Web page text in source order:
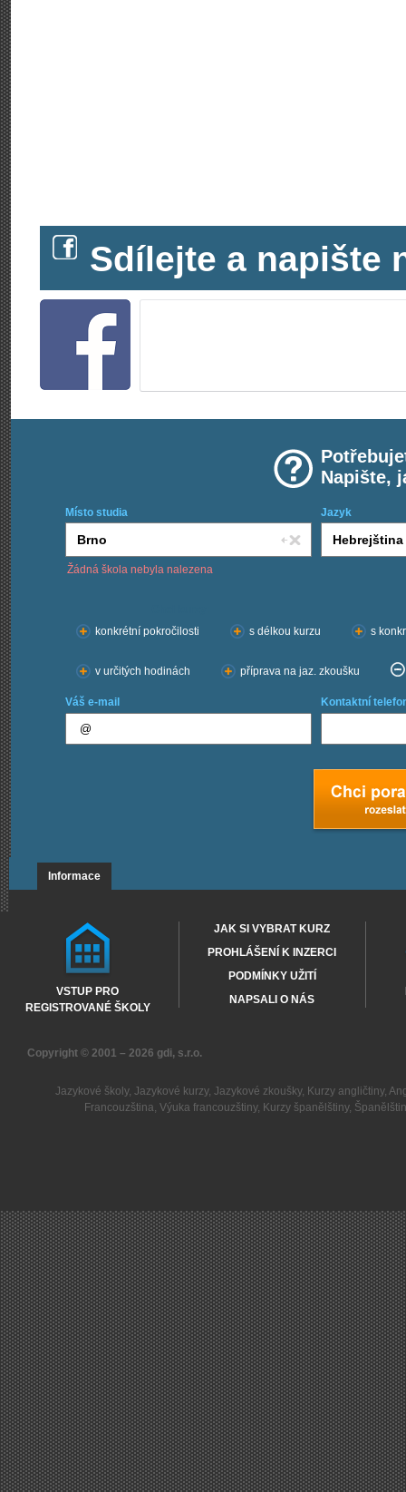
Sdílejte a napište
Napište,
Místo studia Jazyk
Žádná škola nebyla nalezena
konkrétní pokročilosti
s délkou kurzu s
v určitých hodinách příprava na jaz. zkoušku
Váš e-mail Kontaktní
Informace
VSTUP PRO
REGISTROVANÉ ŠKOLY
JAK SI VYBRAT KURZ
PROHLÁŠENÍ K INZERCI
PODMÍNKY UŽITÍ
NAPSALI O NÁS
Copyright © 2001 – 2026 gdi, s.r.o.
Jazykové školy, Jazykové kurzy, Jazykové zkoušky, Kurzy angličtiny,
Francouzština,Výuka francouzštiny, Kurzy španělštiny,